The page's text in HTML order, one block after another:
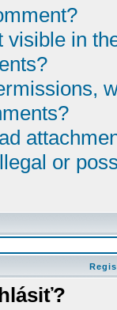
visible in
or